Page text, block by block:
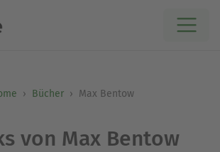
Bücher Max Bentow
von Max Bentow